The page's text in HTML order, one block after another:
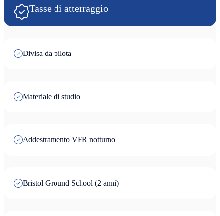
Tasse di atterraggio
Divisa da pilota
Materiale di studio
Addestramento VFR notturno
Bristol Ground School (2 anni)